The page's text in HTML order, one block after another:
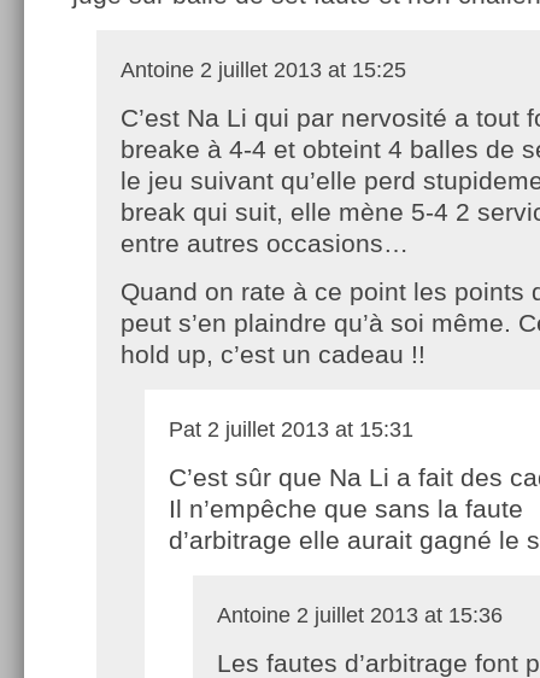
Antoine 2 juillet 2013 at 15:25
C’est Na Li qui par nervosité a tout
breake à 4-4 et obteint 4 balles de
le jeu suivant qu’elle perd
break qui suit, elle mène 5-4 2
entre autres occasions…
Quand on rate à ce point les points
peut s’en plaindre qu’à soi même.
hold up, c’est un cadeau !!
Pat 2 juillet 2013 at 15:31
C’est sûr que Na Li a fait des
Il n’empêche que sans la faute
d’arbitrage elle aurait gagné le
Antoine 2 juillet 2013 at 15:36
Les fautes d’arbitrage font